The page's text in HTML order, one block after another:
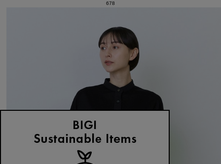
678